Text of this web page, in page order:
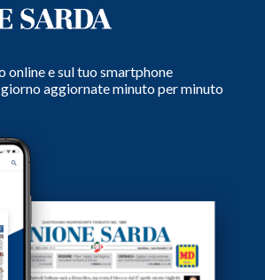
online e sul tuo smartphone
aggiornate minuto per minuto